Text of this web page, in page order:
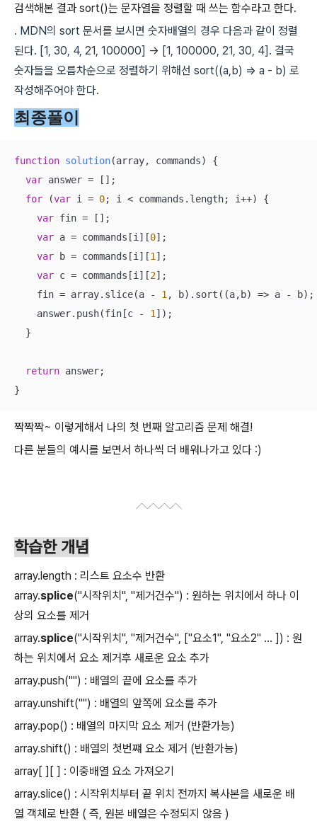
검색해본 결과 sort()는 문자열을 정렬할 때 쓰는 함수라고 한다.
. MDN의 sort 문서를 보시면 숫자배열의 경우 다음과 같이 정렬
된다. [1, 30, 4, 21, 100000] -> [1, 100000, 21, 30, 4]. 결국
숫자들을 오름차순으로 정렬하기 위해선 sort((a,b) => a - b) 로
작성해주어야 한다.
최종풀이
function solution(array, commands) {
var answer = [];
for (var i = 0; i < commands.length; i++) {
var fin = [];
var a = commands[i][0];
var b = commands[i][1 ];
var c = commands[i][2];
    fin = array.slice(a -
1 , b).sort( (a,b) => a - b);
    answer.push(fin[c -
1 ]);
  }
return answer;
}
짝짝짝~ 이렇게해서 나의 첫 번째 알고리즘 문제 해결!
다른 분들의 예시를 보면서 하나씩 더 배워나가고 있다 :)
학습한 개념
array.length : 리스트 요소수 반환
array.splice("시작위치", "제거건수") : 원하는 위치에서 하나 이
상의 요소를 제거
array.splice("시작위치", "제거건수", ["요소1", "요소2" ... ]) : 원
하는 위치에서 요소 제거후 새로운 요소 추가
array.push("") : 배열의 끝에 요소를 추가
array.unshift("") : 배열의 앞쪽에 요소를 추가
array.pop() : 배열의 마지막 요소 제거 (반환가능)
array.shift() : 배열의 첫번쨰 요소 제거 (반환가능)
array[ ][ ] : 이중배열 요소 가져오기
array.slice() : 시작위치부터 끝 위치 전까지 복사본을 새로운 배
열 객체로 반환 ( 즉, 원본 배열은 수정되지 않음 )